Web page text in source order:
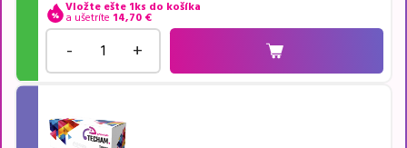
Vložte ešte 1ks do košíka
a ušetríte 14,70 €
- +